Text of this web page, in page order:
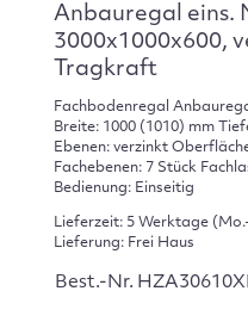
Anbauregal eins.
3000x1000x600,
Tragkraft
Fachbodenregal
Breite: 1000 (1010) mm
Ebenen: verzinkt
Fachebenen: 7 Stück
Bedienung: Einseitig
Lieferzeit: 5 Werktage
Lieferung: Frei Haus
Best.-Nr.